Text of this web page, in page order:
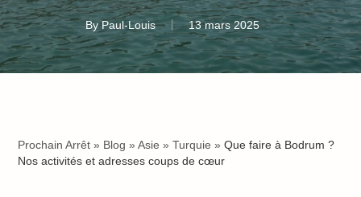
By Paul-Louis 13 mars 2025
Prochain Arrêt » Blog »Asie »Turquie »Que faire à Bodrum ?
Nos activités et adresses coups de cœur